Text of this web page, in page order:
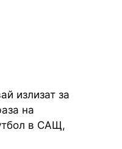
излизат за
на
в САЩ,